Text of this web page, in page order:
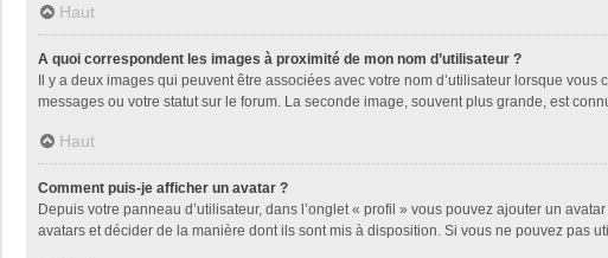
Haut
A quoi correspondent les images à proximité de mon nom d’utilisateur ?
Il y a deux images qui peuvent être associées avec votre nom d’utilisateur lorsque
messages ou votre statut sur le forum. La seconde image, souvent plus grande, est
Haut
Comment puis-je afficher un avatar ?
Depuis votre panneau d’utilisateur, dans l’onglet « profil » vous pouvez ajouter un
avatars et décider de la manière dont ils sont mis à disposition. Si vous ne pouvez pas